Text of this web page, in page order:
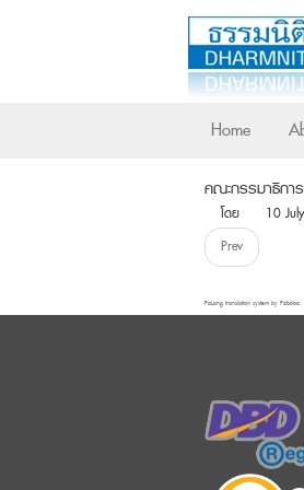
Home
คณะกรรมาธิกา
โดย
10
Prev
FaLang translation system by Faboba